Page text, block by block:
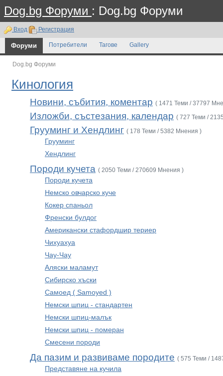
Dog.bg Форуми : Dog.bg Форуми
Вход Регистрация
Форуми Потребители Тагове Gallery
Dog.bg Форуми
Кинология
Новини, събития, коментар ( 1471 Теми / 37797
Изложби, състезания, календар ( 727 Теми /
Грууминг и Хендлинг ( 178 Теми / 5382 Мнения )
Грууминг
Хендлинг
Породи кучета ( 2050 Теми / 270609 Мнения )
Породи кучета
Немско овчарско куче
Кокер спаньол
Френски булдог
Американски стафордшир териер
Чихуахуа
Чау-Чау
Аляски маламут
Сибирско хъски
Самоед ( Samoyed )
Немски шпиц - стандартен
Немски шпиц-малък
Немски шпиц - померан
Смесени породи
Да пазим и развиваме породите ( 575 Теми /
Представяне на кучила